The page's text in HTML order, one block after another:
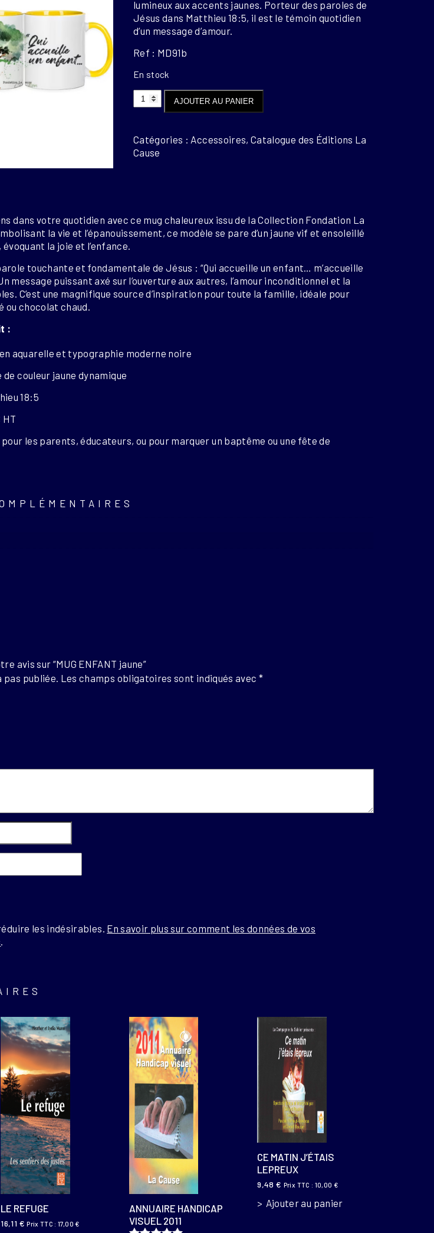
lumineux aux accents jaunes. Porteur des paroles de
Jésus dans Matthieu 18:5, il est le témoin quotidien
d’un message d’amour.
Ref : MD91b
En stock
quantité
de
ENFANT
jaune
AJOUTER AU PANIER
Catégories : Accessoires, Catalogue des Éditions La
Cause
dans votre quotidien avec ce mug chaleureux issu de la Collection Fondation La
la vie et l’épanouissement, ce modèle se pare d’un jaune vif et ensoleillé
la joie et l’enfance.
touchante et fondamentale de Jésus : “Qui accueille un enfant… m’accueille
message puissant axé sur l’ouverture aux autres, l’amour inconditionnel et la
C’est une magnifique source d’inspiration pour toute la famille, idéale pour
chocolat chaud.
:
aquarelle et typographie moderne noire
couleur jaune dynamique
18:5
HT
pour les parents, éducateurs, ou pour marquer un baptême ou une fête de
avis sur “MUG ENFANT jaune”
publiée. Les champs obligatoires sont indiqués avec *
les indésirables. En savoir plus sur comment les données de vos
LE REFUGE
16,11 € Prix TTC :17,00 €
ANNUAIRE HANDICAP
VISUEL 2011
CE MATIN J’ÉTAIS
LEPREUX
9,48€ Prix TTC : 10,00 €
Ajouter au panier